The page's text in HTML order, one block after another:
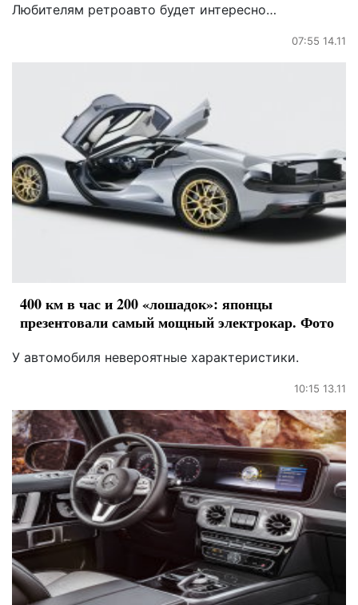
Любителям ретроавто будет интересно…
07:55 14.11
400 км в час и 200 «лошадок»: японцы
презентовали самый мощный электрокар. Фото
У автомобиля невероятные характеристики.
10:15 13.11